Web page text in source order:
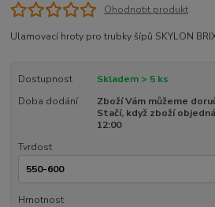
Ohodnotit produkt
Ulamovací hroty pro trubky šípů SKYLON
Dostupnost
Skladem > 5 ks
Doba dodání
Zboží Vám můžeme
Stačí, když zboží
12:00
Tvrdost
Hmotnost